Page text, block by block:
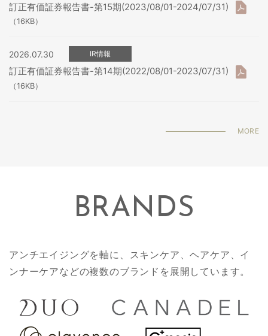
訂正有価証券報告書-第15期(2023/08/01-2024/07/31)
（16KB）
2026.07.30 IR情報
訂正有価証券報告書-第14期(2022/08/01-2023/07/31)
（16KB）
MORE
BRANDS
アンチエイジングを軸に、スキンケア、ヘアケア、イ
ンナーケアなどの複数のブランドを展開しています。